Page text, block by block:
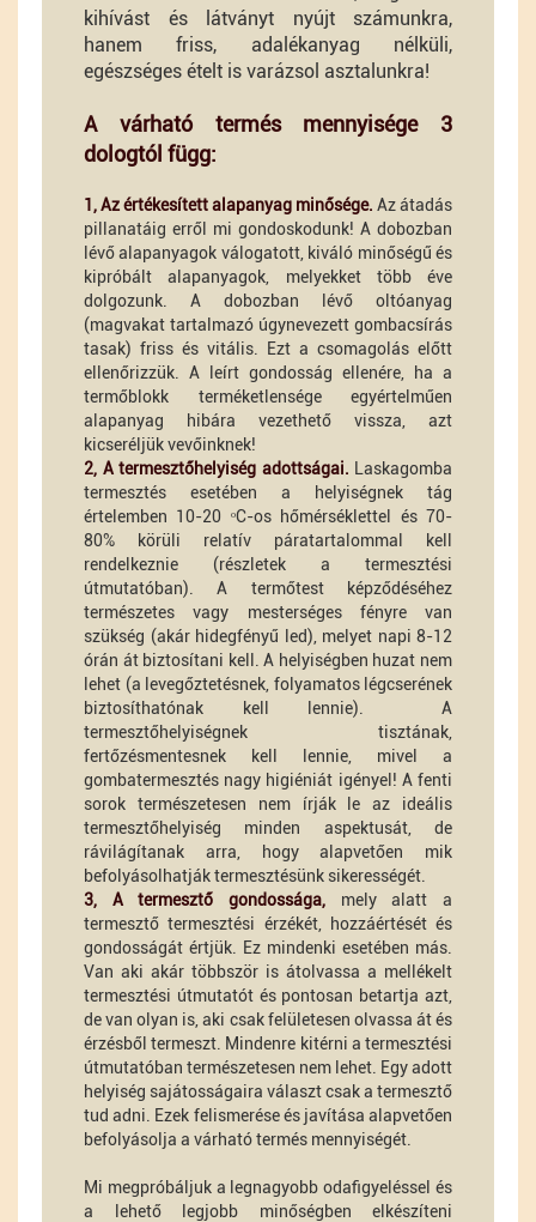
kihívást és látványt nyújt számunkra,
hanem friss, adalékanyag nélküli,
egészséges ételt is varázsol asztalunkra!
A várható termés mennyisége 3
dologtól függ:
1, Az értékesített alapanyag minősége. Az átadás
pillanatáig erről mi gondoskodunk! A dobozban
lévő alapanyagok válogatott, kiváló minőségű és
kipróbált alapanyagok, melyekket több éve
dolgozunk. A dobozban lévő oltóanyag
(magvakat tartalmazó úgynevezett gombacsírás
tasak) friss és vitális. Ezt a csomagolás előtt
ellenőrizzük. A leírt gondosság ellenére, ha a
termőblokk terméketlensége egyértelműen
alapanyag hibára vezethető vissza, azt
kicseréljük vevőinknek!
2, A termesztőhelyiség adottságai. Laskagomba
termesztés esetében a helyiségnek tág
értelemben 10-20 ᵒC-os hőmérséklettel és 70-
80% körüli relatív páratartalommal kell
rendelkeznie (részletek a termesztési
útmutatóban). A termőtest képződéséhez
természetes vagy mesterséges fényre van
szükség (akár hidegfényű led), melyet napi 8-12
órán át biztosítani kell. A helyiségben huzat nem
lehet (a levegőztetésnek, folyamatos légcserének
biztosíthatónak kell lennie). A
termesztőhelyiségnek tisztának,
fertőzésmentesnek kell lennie, mivel a
gombatermesztés nagy higiéniát igényel! A fenti
sorok természetesen nem írják le az ideális
termesztőhelyiség minden aspektusát, de
rávilágítanak arra, hogy alapvetően mik
befolyásolhatják termesztésünk sikerességét.
3, A termesztő gondossága, mely alatt a
termesztő termesztési érzékét, hozzáértését és
gondosságát értjük. Ez mindenki esetében más.
Van aki akár többször is átolvassa a mellékelt
termesztési útmutatót és pontosan betartja azt,
de van olyan is, aki csak felületesen olvassa át és
érzésből termeszt. Mindenre kitérni a termesztési
útmutatóban természetesen nem lehet. Egy adott
helyiség sajátosságaira választ csak a termesztő
tud adni. Ezek felismerése és javítása alapvetően
befolyásolja a várható termés mennyiségét.
Mi megpróbáljuk a legnagyobb odafigyeléssel és
a lehető legjobb minőségben elkészíteni